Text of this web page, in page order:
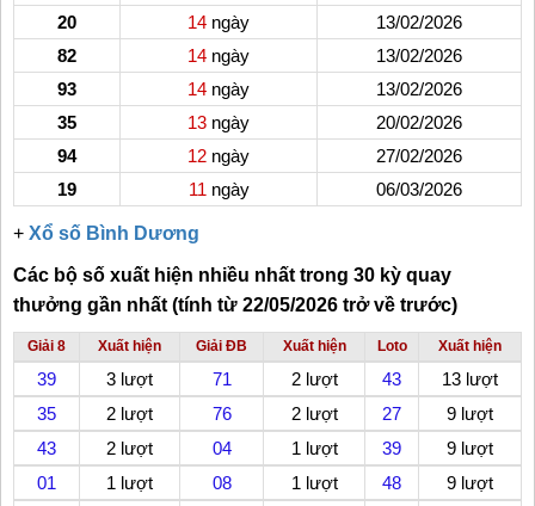
20
14 ngày
13/02/2026
82
14 ngày
13/02/2026
93
14 ngày
13/02/2026
35
13 ngày
20/02/2026
94
12 ngày
27/02/2026
19
11 ngày 06/03/2026
+ Xổ số Bình Dương
Các bộ số xuất hiện nhiều nhất trong 30 kỳ quay
thưởng gần nhất (tính từ 22/05/2026 trở về trước)
Giải 8 Xuất hiện Giải ĐB Xuất hiện Loto Xuất hiện
39 3 lượt 71 2 lượt 43
13 lượt
35
2 lượt 76 2 lượt 27
9 lượt
43
2 lượt 04 1 lượt 39
9 lượt
01
1 lượt 08 1 lượt 48
9 lượt